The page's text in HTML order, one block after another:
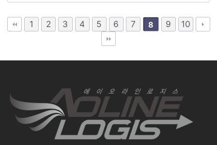
1 2 3 4 5 6 7 8 9 10